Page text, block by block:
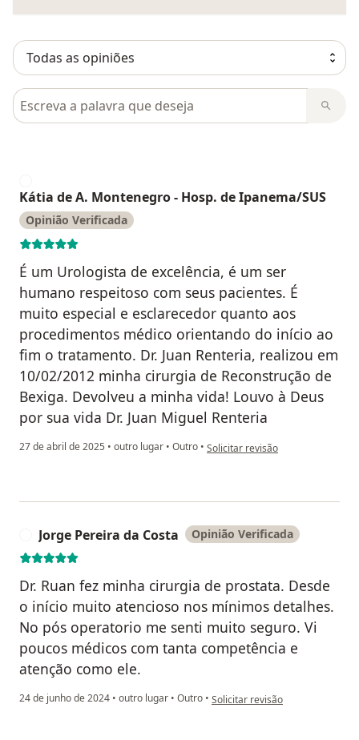
Pesquisar em opiniões
Kátia de A. Montenegro - Hosp. de Ipanema/SUS
Opinião Verificada
É um Urologista de excelência, é um ser
humano respeitoso com seus pacientes. É
muito especial e esclarecedor quanto aos
procedimentos médico orientando do início ao
fim o tratamento. Dr. Juan Renteria, realizou em
10/02/2012 minha cirurgia de Reconstrução de
Bexiga. Devolveu a minha vida! Louvo à Deus
por sua vida Dr. Juan Miguel Renteria
27 de abril de 2025 • outro lugar • Outro • na opinião do utilizador Kátia de
Solicitar revisão
Jorge Pereira da Costa Opinião Verificada
Dr. Ruan fez minha cirurgia de prostata. Desde
o início muito atencioso nos mínimos detalhes.
No pós operatorio me senti muito seguro. Vi
poucos médicos com tanta competência e
atenção como ele.
24 de junho de 2024 • outro lugar • Outro • na opinião do utilizador Jorge
Solicitar revisão